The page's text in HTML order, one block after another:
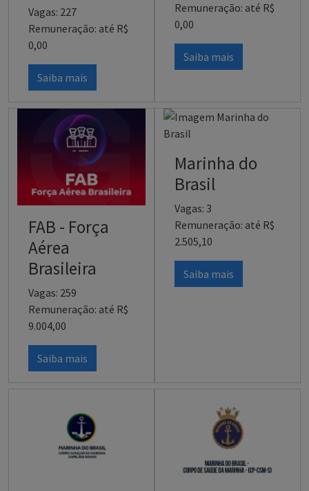
Vagas: 227
Remuneração: até R$
0,00
Saiba mais
Remuneração: até R$
0,00
Saiba mais
FAB - Força
Aérea
Brasileira
Vagas: 259
Remuneração: até R$
9.004,00
Saiba mais
Marinha do
Brasil
Vagas: 3
Remuneração: até R$
2.505,10
Saiba mais